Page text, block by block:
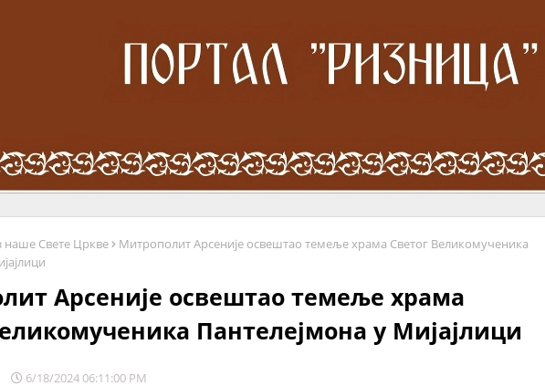
наше Свете Цркве
Митрополит Арсеније освештао темеље храма Светог Великомученика
Арсеније освештао темеље храма
Пантелејмона у Мијајлици
6/18/2024 06:11:00 PM